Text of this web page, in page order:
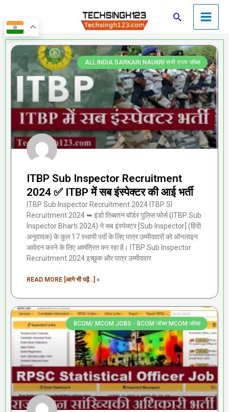
to
content
SearchMain
Menu
ALL INDIA SARKARI NAUKRI सभी राज्य जॉब्स
ITBP Sub Inspector Recruitment
2024 ✅ ITBP में सब इंस्पेक्टर की आई भर्ती
ITBP Sub Inspector Recruitment 2024 ITBP SI
Recruitment 2024 ➥ इंडो तिब्बतन बॉर्डर पुलिस फोर्स (ITBP Sub
Inspector Bharti 2024) ने सब इंस्पेक्टर [Sub Inspector] (हिंदी
अनुवादक) के कुल 17 स्थायी पदों के लिए पात्र उम्मीदवारों को ऑनलाइन
आवेदन करने के लिए आमंत्रित कर रहा है। ITBP Sub Inspector
Recruitment 2024 इच्छुक और पात्र उम्मीदवार
READ MORE [आगे भी पढ़ें...] »
BCOM/ MCOM JOBS - BCOM जॉब्स MCOM जॉब्स
PagePagePagePagePage